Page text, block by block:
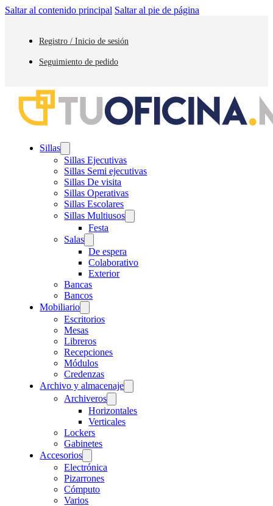
Saltar al contenido principal Saltar al pie de página
Registro / Inicio de sesión
Seguimiento de pedido
Sillas
Sillas Ejecutivas
Sillas Semi ejecutivas
Sillas De visita
Sillas Operativas
Sillas Escolares
Sillas Multiusos
Festa
Salas
De espera
Colaborativo
Exterior
Bancas
Bancos
Mobiliario
Escritorios
Mesas
Libreros
Recepciones
Módulos
Credenzas
Archivo y almacenaje
Archiveros
Horizontales
Verticales
Lockers
Gabinetes
Accesorios
Electrónica
Pizarrones
Cómputo
Varios